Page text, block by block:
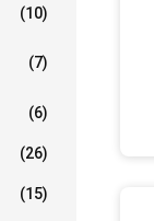
(10)
(7)
(6)
(26)
(15)